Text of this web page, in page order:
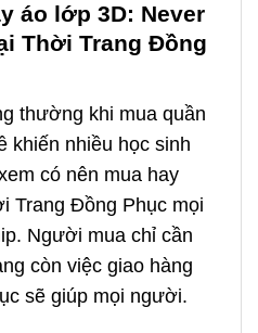
áo lớp 3D: Never
Thời Trang Đồng
thường khi mua quần
khiến nhiều học sinh
có nên mua hay
Trang Đồng Phục mọi
Người mua chỉ cần
còn việc giao hàng
sẽ giúp mọi người.